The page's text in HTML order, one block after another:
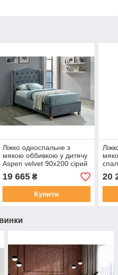
Ліжко односпальне з
мякою оббивкою у дитячу
Aspen velvet 90x200 сірий
Signal
19 665₴
Купити
20